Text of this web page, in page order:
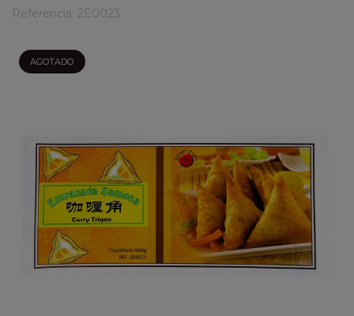
Referencia: 2E0023
AGOTADO